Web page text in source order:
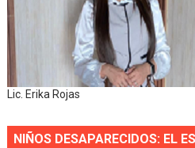
Lic. Erika Rojas
NIÑOS DESAPARECIDOS: EL